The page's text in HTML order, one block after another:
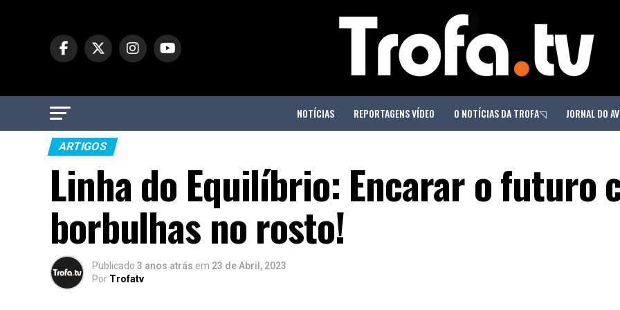
NOTÍCIAS REPORTAGENS VÍDEO O NOTÍCIAS DA TROFA◹ JORNAL DO
ARTIGOS
Linha do Equilíbrio: Encarar o futuro
borbulhas no rosto!
Publicado 3 anos atrás em 23 de Abril, 2023
Por Trofatv